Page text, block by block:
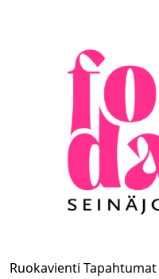
Ruokavienti Tapahtumat